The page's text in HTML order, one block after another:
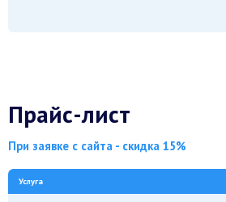
Прайс-лист
При заявке с сайта - скидка 15%
Услуга